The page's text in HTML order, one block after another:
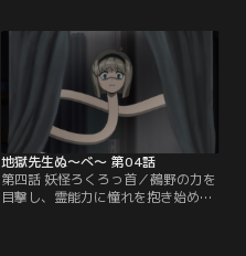
追う鵺野だが、幻術に阻まれ行方を
見失う。一方、玉藻はある目的のた
め、童守町の全域に渡って儀式の準
備を進めていた。広を連れ去った目
的とは？ そして玉藻の真の姿と
は！？
地獄先生ぬ～べ～ 第04話
第四話 妖怪ろくろっ首／鵺野の力を
目撃し、霊能力に憧れを抱き始めた